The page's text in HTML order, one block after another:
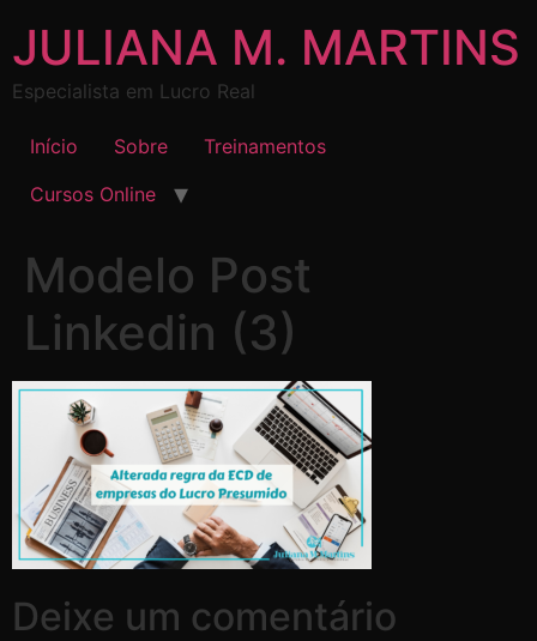
JULIANA M. MARTINS
Especialista em Lucro Real
Início Sobre
Treinamentos
Cursos Online
Modelo Post
Linkedin (3)
Deixe um comentário